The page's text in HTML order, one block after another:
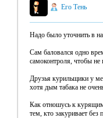
Его Тень
Надо было уточнить в
Сам баловался одно
самоконтроля, чтобы не
Друзья курильщики у
хотя дым табака не
Как отношусь к
тем, кто закуривает без